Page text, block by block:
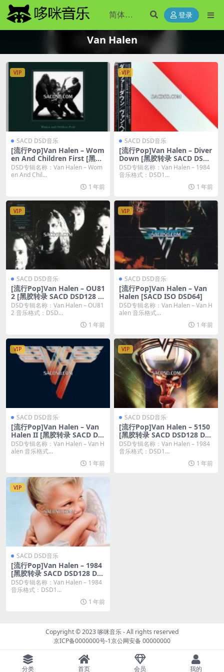
登录
Van Halen
VIP
SACD DSD音乐
[流行Pop]Van Halen – Wom
en And Children First [黑胶
转录 SACD DSD128 DSF]
DSD专辑名称：Van Halen – Wom
en And Chil...
1 年前
VIP
SACD DSD音乐
[流行Pop]Van Halen – Diver
Down [黑胶转录 SACD DSD1
28 DSF]
DSD专辑名称：Van Halen – 1984
音乐格式：DSD1...
1 年前
VIP
SACD DSD音乐
[流行Pop]Van Halen – OU81
2 [黑胶转录 SACD DSD128 D
SF]
DSD专辑名称：Van Halen – OU81
2 音乐格式：DSD...
1 年前
VIP
SACD DSD音乐
[流行Pop]Van Halen – Van
Halen [SACD ISO DSD64]
DSD专辑名称：Van Halen – Van H
alen 音乐格式...
1 年前
VIP
SACD DSD音乐
[流行Pop]Van Halen – Van
Halen II [黑胶转录 SACD DS
D128 DSF]
DSD专辑名称：Van Halen – Van H
alen 音乐格式...
1 年前
VIP
SACD DSD音乐
[流行Pop]Van Halen – 5150
[黑胶转录 SACD DSD128 DS
F]
DSD专辑名称：Van Halen – 1984
音乐格式：DSD1...
1 年前
VIP
SACD DSD音乐
[流行Pop]Van Halen – 1984
[黑胶转录 SACD DSD128 DS
F]
DSD专辑名称：Van Halen – 1984
音乐格式：DSD1...
1 年前
Copyright © 2023哆咪音乐- All rights reserved
京ICP备0000000号-1京公网安备 00000000
分类 首页 会员 我的